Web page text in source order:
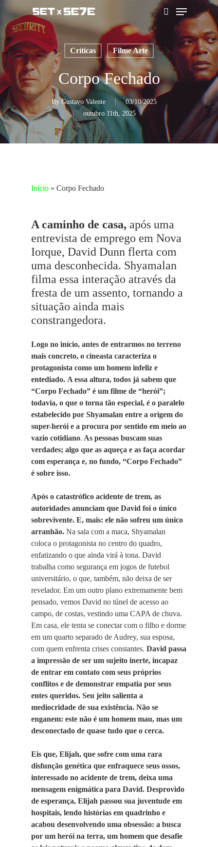
main
content
pesquisar
Menu
Críticas Filme Arte
Corpo Fechado
By Gustavo Valente
03/10/2025
outubro 11th, 2025
Início » Corpo Fechado
A caminho de casa, após uma
entrevista de emprego em Nova
Iorque, David Dunn flerta com
uma desconhecida. Shyamalan
filma essa interação através da
fresta de um assento, tornando a
situação ainda mais
constrangedora.
Logo no início, antes de entrarmos no terreno
mais concreto, o cineasta caracteriza o
protagonista como um homem infeliz e
entediado. A essa altura, todos já sabem que
“Corpo Fechado” é um filme de “herói”;
todavia, o que o torna tão especial, é o paralelo
estabelecido por Shyamalan entre a origem do
super-herói e a procura por sentido em meio ao
vazio cotidiano. As pessoas buscam suas
verdades; algo que as aqueça e as faça acordar
com esperança e, no fundo, “Corpo Fechado”
é sobre isso.
Após o catastrófico acidente de trem, as
autoridades anunciam que David foi o único
sobrevivente. E, mais: ele não sofreu um único
arranhão. Na sala com a maca, Shyamalan
coloca o protagonista no centro do quadro,
enfatizando o que ainda virá à tona. David
trabalha como segurança em jogos de futebol
universitário, o que, também, não deixa de ser
revelador. Em um outro plano extremamente bem
pensado, vemos David no túnel de acesso ao
campo, de costas, vestindo uma CAPA de chuva.
Em casa, ele tenta se conectar com o filho e dorme
em um quarto separado de Audrey, sua esposa,
com quem enfrenta crises constantes. David passa
a impressão de ser um sujeito inerte, incapaz
de entrar em contato com seus próprios
conflitos e de demonstrar empatia por seus
entes queridos. Seu jeito salienta a
mediocridade de sua existência. Não se
enganem: este não é um homem mau, mas um
desconectado de quase tudo que o cerca.
Eis que, Elijah, que sofre com uma rara
disfunção genética que enfraquece seus ossos,
interessado no acidente de trem, deixa uma
mensagem enigmática para David. Desprovido
de esperança, Elijah passou sua juventude em
hospitais, lendo histórias em quadrinho e
acabou desenvolvendo uma obsessão: a busca
por um herói na terra, um homem que desafie